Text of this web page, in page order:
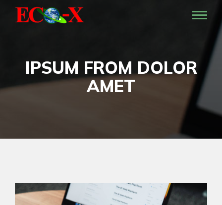
IPSUM FROM DOLOR
AMET